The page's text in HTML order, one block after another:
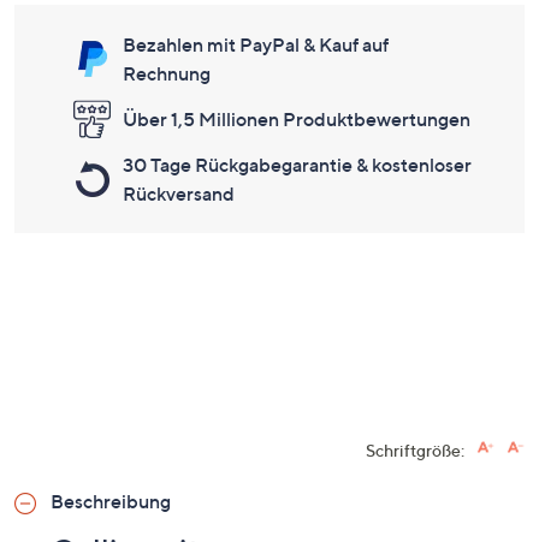
Bezahlen mit PayPal & Kauf auf
Rechnung
Über 1,5 Millionen Produktbewertungen
30 Tage Rückgabegarantie & kostenloser
Rückversand
Schriftgröße:
Beschreibung